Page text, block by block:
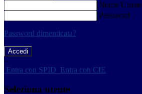
Nome Utente
Password
Password dimenticata?
-
Entra con SPID Entra con CIE
Seleziona utente